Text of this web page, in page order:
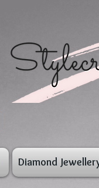
Diamond